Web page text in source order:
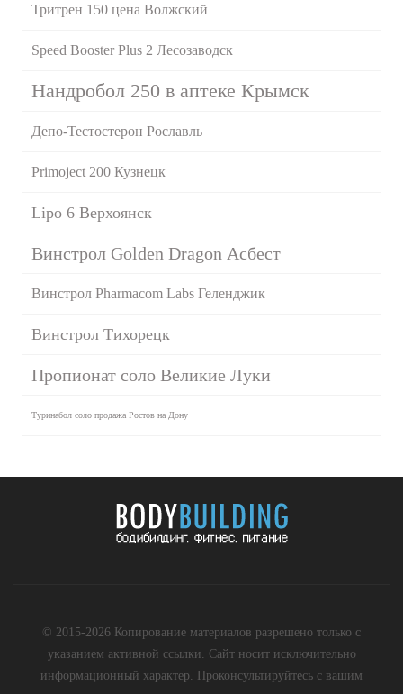
Тритрен 150 цена Волжский
Speed Booster Plus 2 Лесозаводск
Нандробол 250 в аптеке Крымск
Депо-Тестостерон Рославль
Primoject 200 Кузнецк
Lipo 6 Верхоянск
Винстрол Golden Dragon Асбест
Винстрол Pharmacom Labs Геленджик
Винстрол Тихорецк
Пропионат соло Великие Луки
Туринабол соло продажа Ростов на Дону
© 2015-2026 Копирование материалов разрешено только с
указанием активной ссылки. Сайт носит исключительно
информационный характер. Проконсультируйтесь с вашим